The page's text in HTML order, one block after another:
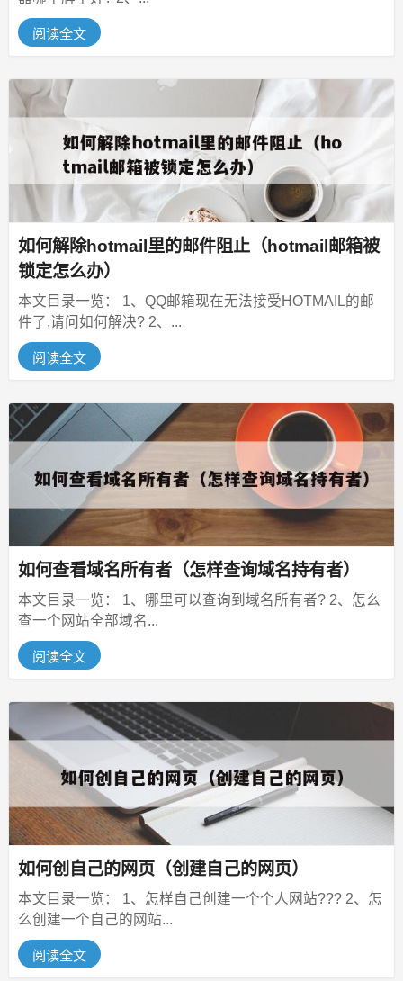
阅读全文
如何解除hotmail里的邮件阻止（hotmail邮箱被
锁定怎么办）
本文目录一览： 1、QQ邮箱现在无法接受HOTMAIL的邮
件了,请问如何解决? 2、...
阅读全文
如何查看域名所有者（怎样查询域名持有者）
本文目录一览： 1、哪里可以查询到域名所有者? 2、怎么
查一个网站全部域名...
阅读全文
如何创自己的网页（创建自己的网页）
本文目录一览： 1、怎样自己创建一个个人网站??? 2、怎
么创建一个自己的网站...
阅读全文